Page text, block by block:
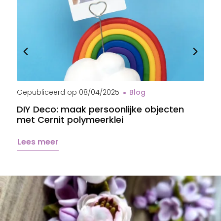
Gepubliceerd op 08/04/2025 Blog
DIY Deco: maak persoonlijke objecten
met Cernit polymeerklei
Lees meer